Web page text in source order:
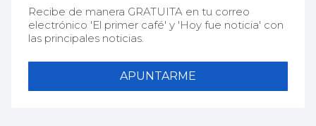
Recibe de manera GRATUITA en tu correo
electrónico 'El primer café' y 'Hoy fue noticia' con
las principales noticias.
APUNTARME